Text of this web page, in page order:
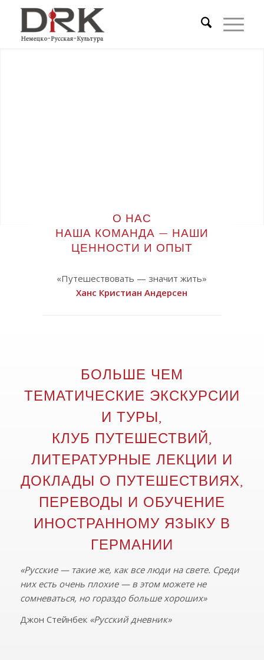
О НАС
НАША КОМАНДА — НАШИ
ЦЕННОСТИ И ОПЫТ
«Путешествовать — значит жить»
Ханс Кристиан Андерсен
БОЛЬШЕ ЧЕМ
ТЕМАТИЧЕСКИЕ ЭКСКУРСИИ
И ТУРЫ,
КЛУБ ПУТЕШЕСТВИЙ,
ЛИТЕРАТУРНЫЕ ЛЕКЦИИ И
ДОКЛАДЫ О ПУТЕШЕСТВИЯХ,
ПЕРЕВОДЫ И ОБУЧЕНИЕ
ИНОСТРАННОМУ ЯЗЫКУ В
ГЕРМАНИИ
«Русские — такие же, как все люди на свете. Среди
них есть очень плохие — в этом можете не
сомневаться, но гораздо больше хороших»
Джон Стейнбек «Русский дневник»